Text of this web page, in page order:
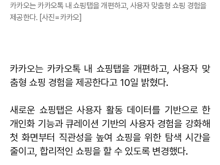
카카오는 카카오톡 내 쇼핑탭을 개편하고, 사용자 맞춤형 쇼핑 경험을
제공한다. [사진=카카오]
카카오는 카카오톡 내 쇼핑탭을 개편하고, 사용자 맞
춤형 쇼핑 경험을 제공한다고 10일 밝혔다.
새로운 쇼핑탭은 사용자 활동 데이터를 기반으로 한
개인화 기능과 큐레이션 기반의 사용자 경험을 강화해
첫 화면부터 직관성을 높여 쇼핑을 위한 탐색 시간을
줄이고, 합리적인 쇼핑을 할 수 있도록 변경했다.